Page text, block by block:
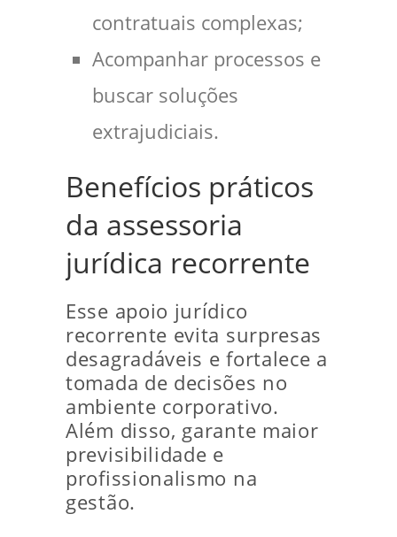
contratuais complexas;
Acompanhar processos e
buscar soluções
extrajudiciais.
Benefícios práticos
da assessoria
jurídica recorrente
Esse apoio jurídico
recorrente evita surpresas
desagradáveis e fortalece a
tomada de decisões no
ambiente corporativo.
Além disso, garante maior
previsibilidade e
profissionalismo na
gestão.